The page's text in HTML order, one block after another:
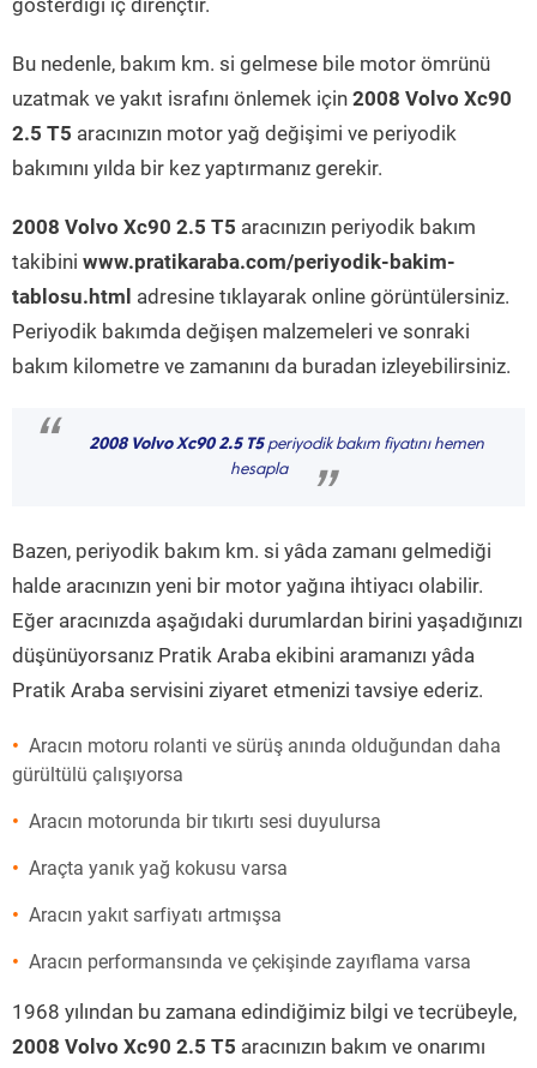
gösterdiği iç dirençtir.
Bu nedenle, bakım km. si gelmese bile motor ömrünü
uzatmak ve yakıt israfını önlemek için 2008 Volvo Xc90
2.5 T5 aracınızın motor yağ değişimi ve periyodik
bakımını yılda bir kez yaptırmanız gerekir.
2008 Volvo Xc90 2.5 T5 aracınızın periyodik bakım
takibini www.pratikaraba.com/periyodik-bakim-
tablosu.html adresine tıklayarak online görüntülersiniz.
Periyodik bakımda değişen malzemeleri ve sonraki
bakım kilometre ve zamanını da buradan izleyebilirsiniz.
“ 2008 Volvo Xc90 2.5 T5periyodik bakım fiyatını hemen
hesapla
”
Bazen, periyodik bakım km. si yâda zamanı gelmediği
halde aracınızın yeni bir motor yağına ihtiyacı olabilir.
Eğer aracınızda aşağıdaki durumlardan birini yaşadığınızı
düşünüyorsanız Pratik Araba ekibini aramanızı yâda
Pratik Araba servisini ziyaret etmenizi tavsiye ederiz.
Aracın motoru rolanti ve sürüş anında olduğundan daha
gürültülü çalışıyorsa
Aracın motorunda bir tıkırtı sesi duyulursa
Araçta yanık yağ kokusu varsa
Aracın yakıt sarfiyatı artmışsa
Aracın performansında ve çekişinde zayıflama varsa
1968 yılından bu zamana edindiğimiz bilgi ve tecrübeyle,
2008 Volvo Xc90 2.5 T5 aracınızın bakım ve onarımı